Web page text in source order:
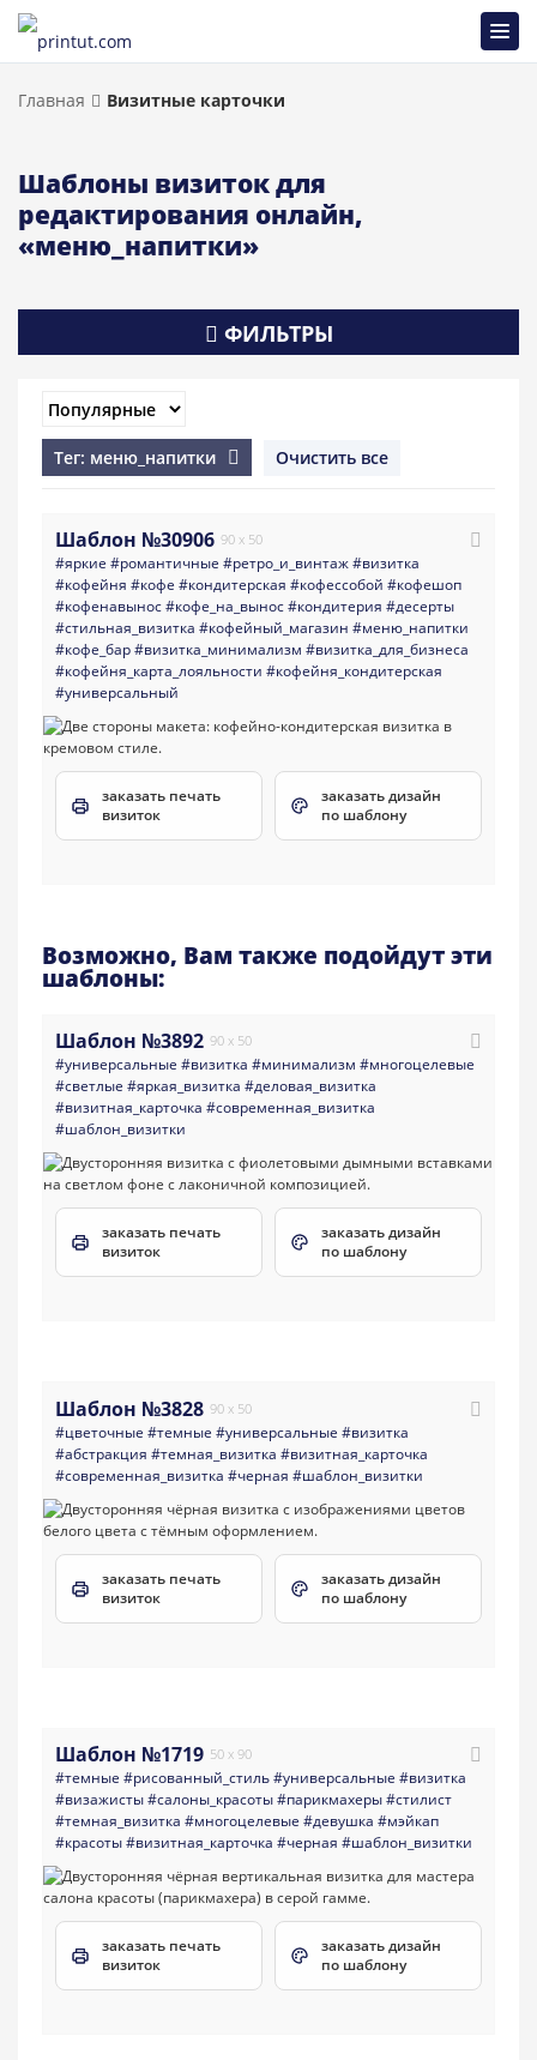
Главная Визитные карточки
Шаблоны визиток для
редактирования онлайн,
«меню_напитки»
ФИЛЬТРЫ
Тег: меню_напитки Очистить все
Шаблон №30906 90 x 50
#яркие #романтичные #ретро_и_винтаж#визитка
#кофейня #кофе #кондитерская #кофессобой #кофешоп
#кофенавынос#кофе_на_вынос#кондитерия #десерты
#стильная_визитка #кофейный_магазин #меню_напитки
#кофе_бар#визитка_минимализм #визитка_для_бизнеса
#кофейня_карта_лояльности #кофейня_кондитерская
#универсальный
заказать печать
визиток
заказать дизайн
по шаблону
Возможно, Вам также подойдут эти
шаблоны:
Шаблон №3892 90 x 50
#универсальные #визитка #минимализм #многоцелевые
#светлые #яркая_визитка #деловая_визитка
#визитная_карточка #современная_визитка
#шаблон_визитки
заказать печать
визиток
заказать дизайн
по шаблону
Шаблон №3828 90 x 50
#цветочные #темные #универсальные #визитка
#абстракция #темная_визитка #визитная_карточка
#современная_визитка #черная #шаблон_визитки
заказать печать
визиток
заказать дизайн
по шаблону
Шаблон №1719 50 x 90
#темные #рисованный_стиль#универсальные #визитка
#визажисты#салоны_красоты#парикмахеры#стилист
#темная_визитка #многоцелевые #девушка #мэйкап
#красоты#визитная_карточка #черная #шаблон_визитки
заказать печать
визиток
заказать дизайн
по шаблону